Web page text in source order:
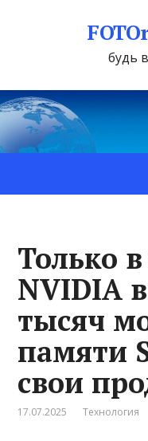
будь
Только
NVIDIA
тысяч
памяти
свои
17.07.2025 Технология